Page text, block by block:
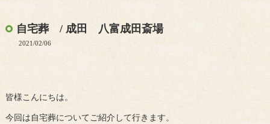
自宅葬 / 成田 八富成田斎場
2021/02/06
皆様こんにちは。
今回は自宅葬についてご紹介して行きます。